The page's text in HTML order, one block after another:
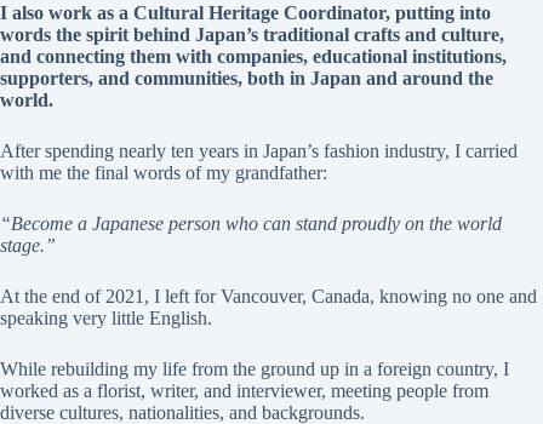
I also work as a Cultural Heritage Coordinator, putting into
words the spirit behind Japan’s traditional crafts and culture,
and connecting them with companies, educational institutions,
supporters, and communities, both in Japan and around the
world.
After spending nearly ten years in Japan’s fashion industry, I carried
with me the final words of my grandfather:
“Become a Japanese person who can stand proudly on the world
stage.”
At the end of 2021, I left for Vancouver, Canada, knowing no one and
speaking very little English.
While rebuilding my life from the ground up in a foreign country, I
worked as a florist, writer, and interviewer, meeting people from
diverse cultures, nationalities, and backgrounds.